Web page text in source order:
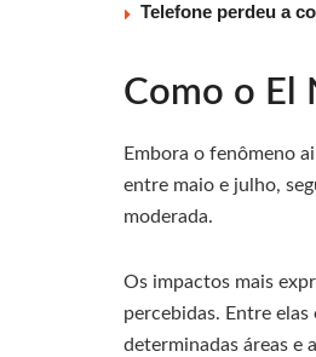
Telefone perdeu a
Como o El
Embora o fenômeno
entre maio e julho,
moderada.
Os impactos mais
percebidas. Entre
determinadas áreas e